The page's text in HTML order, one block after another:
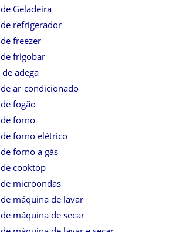
Geladeira
refrigerador
freezer
frigobar
adega
ar-condicionado
fogão
forno
forno elétrico
forno a gás
cooktop
microondas
máquina de lavar
máquina de secar